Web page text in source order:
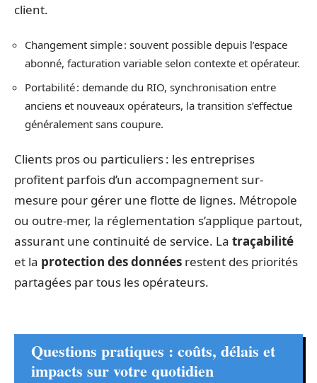
client.
Changement simple : souvent possible depuis l’espace
abonné, facturation variable selon contexte et opérateur.
Portabilité : demande du RIO, synchronisation entre
anciens et nouveaux opérateurs, la transition s’effectue
généralement sans coupure.
Clients pros ou particuliers : les entreprises
profitent parfois d’un accompagnement sur-
mesure pour gérer une flotte de lignes. Métropole
ou outre-mer, la réglementation s’applique partout,
assurant une continuité de service. La traçabilité
et la protection des données restent des priorités
partagées par tous les opérateurs.
Questions pratiques : coûts, délais et
impacts sur votre quotidien